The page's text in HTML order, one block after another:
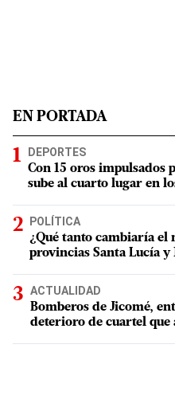
EN PORTADA
DEPORTES
Con 15 oros impulsados
sube al cuarto lugar en
POLÍTICA
¿Qué tanto cambiaría el
provincias Santa Lucía y
ACTUALIDAD
Bomberos de Jicomé,
deterioro de cuartel que